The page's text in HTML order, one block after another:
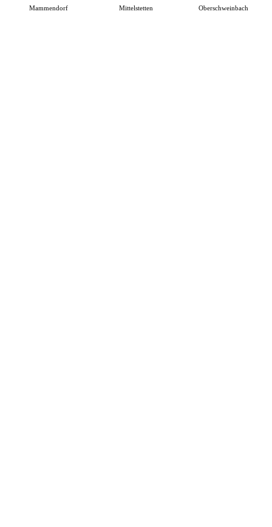
Mammendorf Mittelstetten Oberschweinbach